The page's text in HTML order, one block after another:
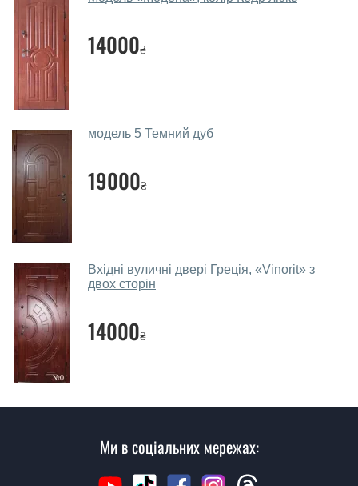
Наші рекомендації залежать від необхідних
параметрів, бюджету та інших факторів. Підбір
вуличних дверей проводиться індивідуально для
кожного відвідувача.
Так, робимо. Наші фахівці можуть зробити замір та
консультацію на виїзді. Кожен співробітник має із
собою каталоги кольорів та візерунків. Після виміру та
консультації Ви можете оформити заявку, не
відвідуючи наш офіс.
Виклик замірника-консультанта коштує 450 грн.
Ви робите установку вуличних
дверей?
Так робимо. Монтаж вуличних дверей проводиться
згідно з чергою, у всі дні крім неділі.
14000₴
модель 5 Темний дуб
19000₴
Вхідні вуличні двері Греція, «Vinorit» з
двох сторін
14000₴
Ми в соціальних мережах: